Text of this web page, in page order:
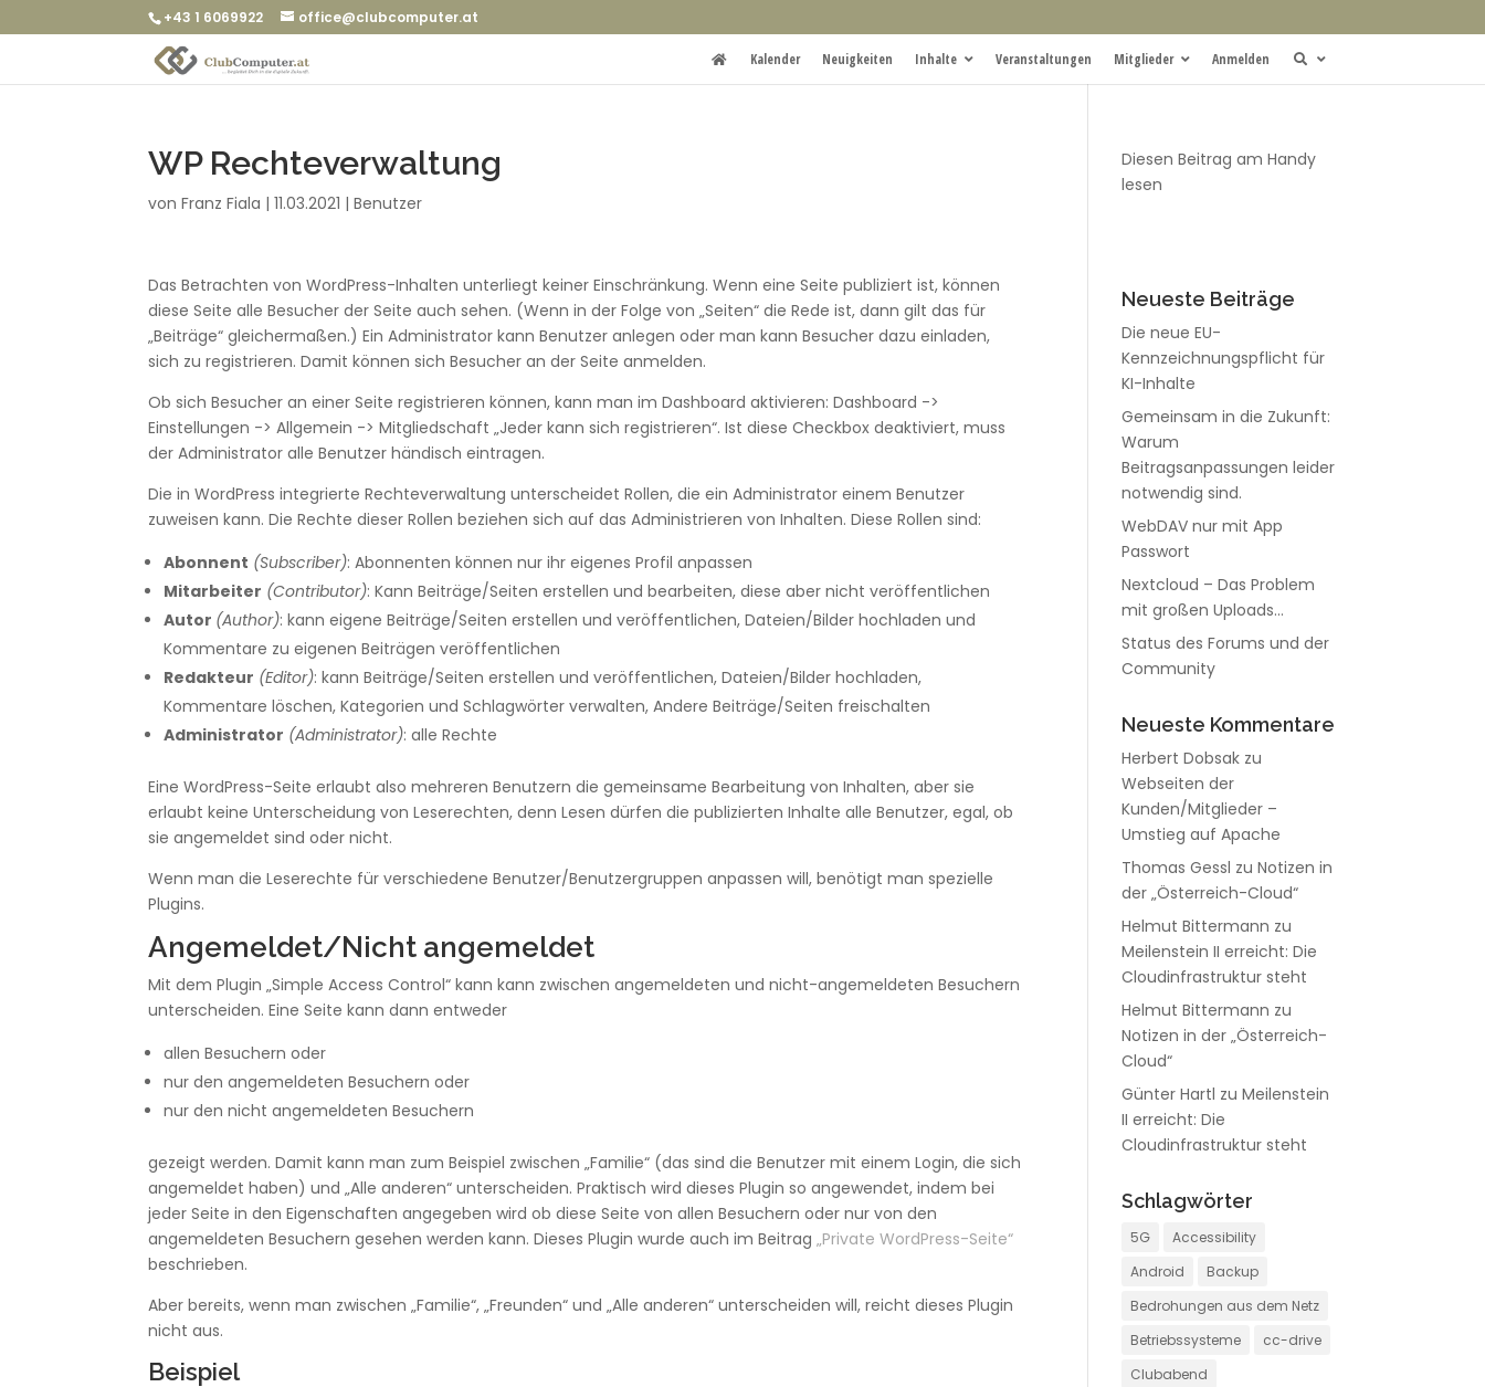
+43 1 6069922 office@clubcomputer.at
Kalender Neuigkeiten Inhalte Veranstaltungen Mitglieder Anmelden
WP Rechteverwaltung
vonFranz Fiala |11.03.2021 |Benutzer
Das Betrachten von WordPress-Inhalten unterliegt keiner Einschränkung. Wenn eine Seite publiziert ist, können
diese Seite alle Besucher der Seite auch sehen. (Wenn in der Folge von „Seiten“ die Rede ist, dann gilt das für
„Beiträge“ gleichermaßen.) Ein Administrator kann Benutzer anlegen oder man kann Besucher dazu einladen,
sich zu registrieren. Damit können sich Besucher an der Seite anmelden.
Ob sich Besucher an einer Seite registrieren können, kann man im Dashboard aktivieren: Dashboard ->
Einstellungen -> Allgemein -> Mitgliedschaft „Jeder kann sich registrieren“. Ist diese Checkbox deaktiviert, muss
der Administrator alle Benutzer händisch eintragen.
Die in WordPress integrierte Rechteverwaltung unterscheidet Rollen, die ein Administrator einem Benutzer
zuweisen kann. Die Rechte dieser Rollen beziehen sich auf das Administrieren von Inhalten. Diese Rollen sind:
Abonnent (Subscriber): Abonnenten können nur ihr eigenes Profil anpassen
Mitarbeiter (Contributor): Kann Beiträge/Seiten erstellen und bearbeiten, diese aber nicht veröffentlichen
Autor (Author): kann eigene Beiträge/Seiten erstellen und veröffentlichen, Dateien/Bilder hochladen und
Kommentare zu eigenen Beiträgen veröffentlichen
Redakteur (Editor): kann Beiträge/Seiten erstellen und veröffentlichen, Dateien/Bilder hochladen,
Kommentare löschen, Kategorien und Schlagwörter verwalten, Andere Beiträge/Seiten freischalten
Administrator (Administrator): alle Rechte
Eine WordPress-Seite erlaubt also mehreren Benutzern die gemeinsame Bearbeitung von Inhalten, aber sie
erlaubt keine Unterscheidung von Leserechten, denn Lesen dürfen die publizierten Inhalte alle Benutzer, egal, ob
sie angemeldet sind oder nicht.
Wenn man die Leserechte für verschiedene Benutzer/Benutzergruppen anpassen will, benötigt man spezielle
Plugins.
Angemeldet/Nicht angemeldet
Mit dem Plugin „Simple Access Control“ kann kann zwischen angemeldeten und nicht-angemeldeten Besuchern
unterscheiden. Eine Seite kann dann entweder
allen Besuchern oder
nur den angemeldeten Besuchern oder
nur den nicht angemeldeten Besuchern
gezeigt werden. Damit kann man zum Beispiel zwischen „Familie“ (das sind die Benutzer mit einem Login, die sich
angemeldet haben) und „Alle anderen“ unterscheiden. Praktisch wird dieses Plugin so angewendet, indem bei
jeder Seite in den Eigenschaften angegeben wird ob diese Seite von allen Besuchern oder nur von den
angemeldeten Besuchern gesehen werden kann. Dieses Plugin wurde auch im Beitrag„Private WordPress-Seite“
beschrieben.
Aber bereits, wenn man zwischen „Familie“, „Freunden“ und „Alle anderen“ unterscheiden will, reicht dieses Plugin
nicht aus.
Beispiel
Diesen Beitrag am Handy
lesen
Neueste Beiträge
Die neue EU-
Kennzeichnungspflicht für
KI-Inhalte
Gemeinsam in die Zukunft:
Warum
Beitragsanpassungen leider
notwendig sind.
WebDAV nur mit App
Passwort
Nextcloud – Das Problem
mit großen Uploads…
Status des Forums und der
Community
Neueste Kommentare
Herbert Dobsak zu
Webseiten der
Kunden/Mitglieder –
Umstieg auf Apache
Thomas Gessl zuNotizen in
der „Österreich-Cloud“
Helmut Bittermann zu
Meilenstein II erreicht: Die
Cloudinfrastruktur steht
Helmut Bittermann zu
Notizen in der „Österreich-
Cloud“
Günter Hartl zuMeilenstein
II erreicht: Die
Cloudinfrastruktur steht
Schlagwörter
5G
Accessibility
Android
Backup
Bedrohungen aus dem Netz
Betriebssysteme
cc-drive
Clubabend